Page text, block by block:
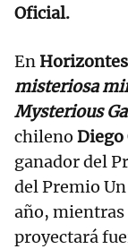
Oficial.
En
misteriosa
Mysterious
chileno Diego
ganador del
del Premio
año, mientras
proyectará